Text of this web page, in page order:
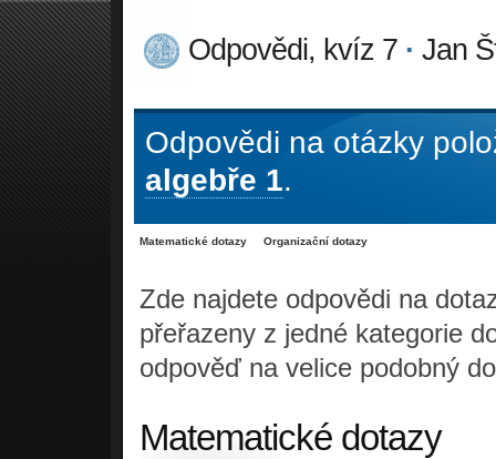
Odpovědi, kvíz 7 · Jan
Odpovědi na otázky
algebře 1.
Matematické dotazy Organizační dotazy
Zde najdete odpovědi na
přeřazeny z jedné kategorie
odpověď na velice podobný
Matematické dotazy